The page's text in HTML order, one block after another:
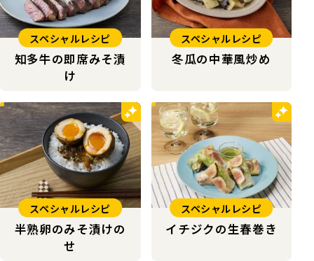
スペシャルレシピ
知多牛の即席みそ漬
け
スペシャルレシピ
冬瓜の中華風炒め
スペシャルレシピ
半熟卵のみそ漬けの
せ
スペシャルレシピ
イチジクの生春巻き